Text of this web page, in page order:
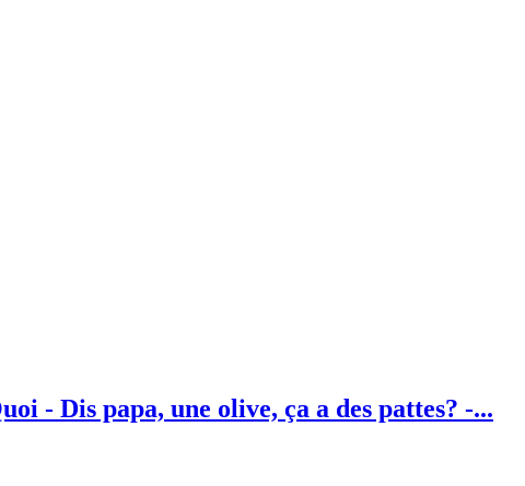
- Dis papa, une olive, ça a des pattes? -...